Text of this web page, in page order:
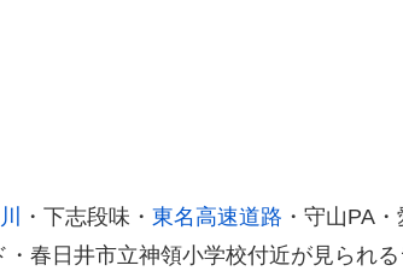
・下志段味・ 東名高速道路 ・守山PA
春日井市立神領小学校付近が見られ